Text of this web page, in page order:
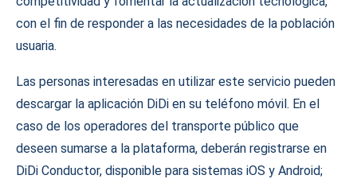
con el fin de responder a las necesidades de la población
usuaria.
Las personas interesadas en utilizar este servicio pueden
descargar la aplicación DiDi en su teléfono móvil. En el
caso de los operadores del transporte público que
deseen sumarse a la plataforma, deberán registrarse en
DiDi Conductor, disponible para sistemas iOS y Android;